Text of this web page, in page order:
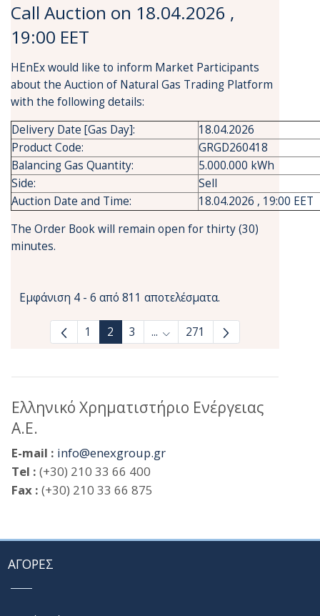
Call Auction on 18.04.2026 ,
19:00 EET
HEnEx would like to inform Market Participants
about the Auction of Natural Gas Trading Platform
with the following details:
Delivery Date [Gas Day]:
18.04.2026
Product Code:
GRGD260418
Balancing Gas Quantity:
5.000.000 kWh
Side:
Sell
Auction Date and Time:
18.04.2026 , 19:00 EET
The Order Book will remain open for thirty (30)
minutes.
Εμφάνιση 4 - 6 από 811 αποτελέσματα.
1 2 3 ... Ενδιάμεσες σελίδες Use TAB
271
Ελληνικό Χρηματιστήριο Ενέργειας
Α.Ε.
E-mail : info@enexgroup.gr
Tel : (+30) 210 33 66 400
Fax : (+30) 210 33 66 875
ΑΓΟΡΕΣ